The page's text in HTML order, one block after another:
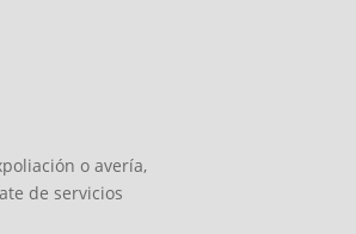
o avería,
de servicios